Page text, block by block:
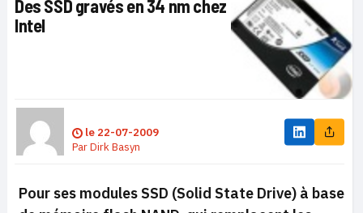
Des SSD gravés en 34 nm chez
Intel
le 22-07-2009
ParDirk Basyn
Pour ses modules SSD (Solid State Drive) à base